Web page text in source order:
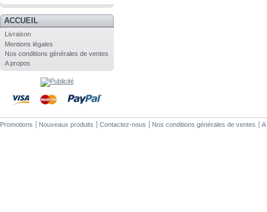
ACCUEIL
Livraison
Mentions légales
Nos conditions générales de ventes
A propos
Promotions Nouveaux produits Contactez-nous Nos conditions générales de ventes A